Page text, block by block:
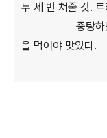
두 세 번 쳐줄 것.
중탕하면 빵이
을 먹어야 맛있다.